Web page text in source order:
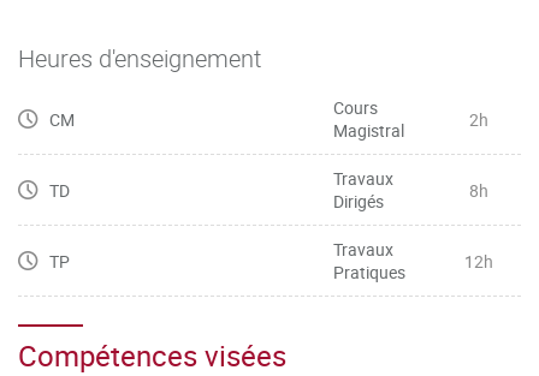
Heures d'enseignement
CM
Cours
Magistral
2h
TD
Travaux
Dirigés
8h
TP
Travaux
Pratiques
12h
Compétences visées